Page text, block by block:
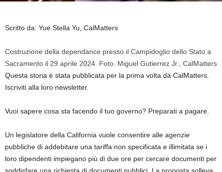
Scritto da: Yue Stella Yu, CalMatters
Costruzione della dependance presso il Campidoglio dello Stato a
Sacramento il 29 aprile 2024. Foto: Miguel Gutierrez Jr., CalMatters
Questa storia è stata pubblicata per la prima volta da CalMatters.
Iscriviti alla loro newsletter.
Vuoi sapere cosa sta facendo il tuo governo? Preparati a pagare.
Un legislatore della California vuole consentire alle agenzie
pubbliche di addebitare una tariffa non specificata e illimitata se i
loro dipendenti impiegano più di due ore per cercare documenti per
soddisfare una richiesta di documenti pubblici. La proposta solleva